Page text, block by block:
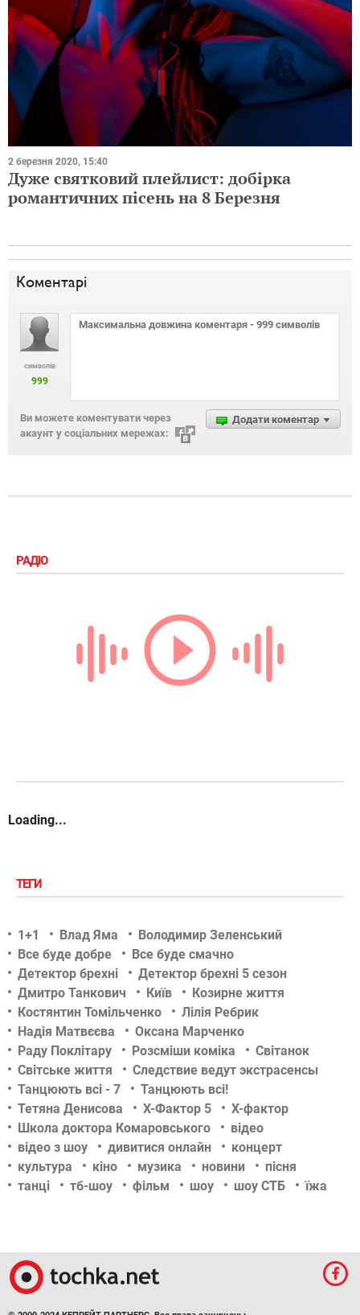
2 березня 2020, 15:40
Дуже святковий плейлист: добірка
романтичних пісень на 8 Березня
Коментарі
символів
999
Додати коментар
Ви можете коментувати через
акаунт у соціальних мережах:
РАДІО
Loading...
ТЕГИ
1+1 Влад Яма
Володимир Зеленський
Все буде добре
Все буде смачно
Детектор брехні
Детектор брехні 5 сезон
Дмитро Танкович
Київ
Козирне життя
Костянтин Томільченко
Лілія Ребрик
Надія Матвєєва
Оксана Марченко
Раду Поклітару
Розсміши коміка
Світанок
Світське життя
Следствие ведут экстрасенсы
Танцюють всі - 7
Танцюють всі!
Тетяна Денисова
Х-Фактор 5
Х-фактор
Школа доктора Комаровського
відео
відео з шоу
дивитися онлайн
концерт
культура
кіно музика новини
пісня
танці
тб-шоу фільм шоу шоу СТБ їжа